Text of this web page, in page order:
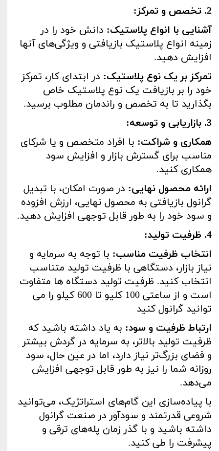
2. تخصص و تمرکز:
آشنایی با انواع پلاستیک: دانش خود را در
زمینه انواع پلاستیک بازیافتی و ویژگی‌های آنها
افزایش دهید.
تمرکز بر یک نوع پلاستیک: در ابتدای کار، تمرکز
خود را بر بازیافت یک نوع پلاستیک خاص
بگذارید تا به تخصص و راندمان مطلوب برسید.
3. بازاریابی و توسعه:
همکاری و شراکت: با افراد متخصص و یا شرکای
مناسب برای گسترش بازار و افزایش سود
همکاری کنید.
ارائه محصول نهایی: در صورت امکان، با تبدیل
گرانول بازیافتی به محصول نهایی، ارزش افزوده
و سود خود را به طور قابل توجهی افزایش دهید.
4. ظرفیت تولید:
انتخاب ظرفیت مناسب: با توجه به سرمایه و
نیاز بازار، دستگاهی با ظرفیت تولید متناسب
انتخاب کنید. ظرفیت تولید دستگاه ها متفاوت
است و از ساعتی 100 کلیو تا 600 کیلو را می
توانید گرانول کنید
ارتباط ظرفیت و سود: به یاد داشته باشید که
ظرفیت تولید بالاتر، به سرمایه در گردش بیشتر
و فضای بزرگ‌تر نیاز دارد، اما در عین حال، سود
روزانه شما را نیز به طور قابل توجهی افزایش
می‌دهد.
با پیاده‌سازی این گام‌های استراتژیک، می‌توانید
شروعی قدرتمند و سودآور در صنعت گرانول
داشته باشید و با گذر زمان پله‌های ترقی و
پیشرفت را طی کنید.